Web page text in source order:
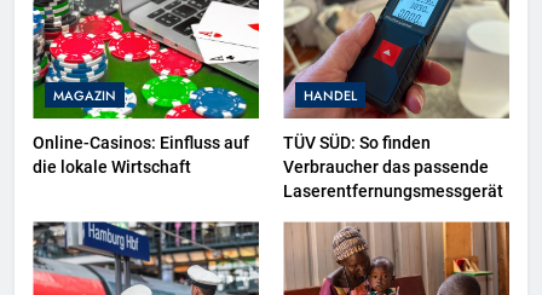
MAGAZIN
Online-Casinos: Einfluss auf
die lokale Wirtschaft
HANDEL
TÜV SÜD: So finden
Verbraucher das passende
Laserentfernungsmessgerät